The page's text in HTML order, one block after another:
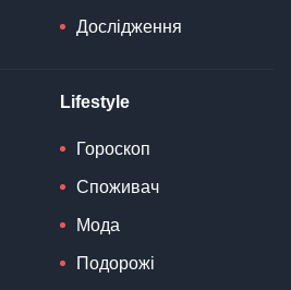
Дослідження
Lifestyle
Гороскоп
Споживач
Мода
Подорожі